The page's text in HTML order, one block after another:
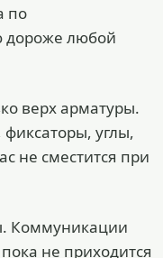
по
дороже любой
верх арматуры.
углы,
не сместится при
Коммуникации
не приходится